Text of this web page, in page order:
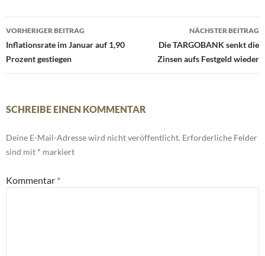
Beitrags-
Navigation
VORHERIGER BEITRAG
Inflationsrate im Januar auf 1,90
Prozent gestiegen
NÄCHSTER BEITRAG
Die TARGOBANK senkt die
Zinsen aufs Festgeld wieder
SCHREIBE EINEN KOMMENTAR
Deine E-Mail-Adresse wird nicht veröffentlicht. Erforderliche Felder
sind mit * markiert
Kommentar *